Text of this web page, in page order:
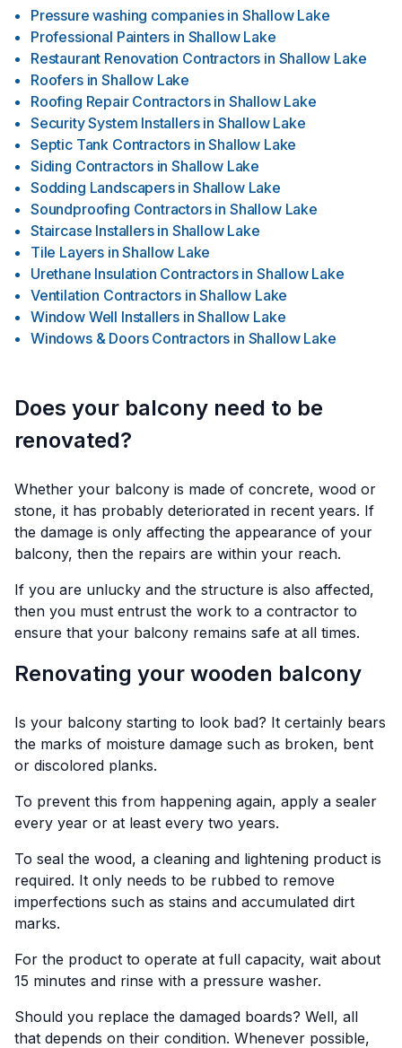
Pressure washing companies in Shallow Lake
Professional Painters in Shallow Lake
Restaurant Renovation Contractors in Shallow Lake
Roofers in Shallow Lake
Roofing Repair Contractors in Shallow Lake
Security System Installers in Shallow Lake
Septic Tank Contractors in Shallow Lake
Siding Contractors in Shallow Lake
Sodding Landscapers in Shallow Lake
Soundproofing Contractors in Shallow Lake
Staircase Installers in Shallow Lake
Tile Layers in Shallow Lake
Urethane Insulation Contractors in Shallow Lake
Ventilation Contractors in Shallow Lake
Window Well Installers in Shallow Lake
Windows & Doors Contractors in Shallow Lake
Does your balcony need to be
renovated?
Whether your balcony is made of concrete, wood or
stone, it has probably deteriorated in recent years. If
the damage is only affecting the appearance of your
balcony, then the repairs are within your reach.
If you are unlucky and the structure is also affected,
then you must entrust the work to a contractor to
ensure that your balcony remains safe at all times.
Renovating your wooden balcony
Is your balcony starting to look bad? It certainly bears
the marks of moisture damage such as broken, bent
or discolored planks.
To prevent this from happening again, apply a sealer
every year or at least every two years.
To seal the wood, a cleaning and lightening product is
required. It only needs to be rubbed to remove
imperfections such as stains and accumulated dirt
marks.
For the product to operate at full capacity, wait about
15 minutes and rinse with a pressure washer.
Should you replace the damaged boards? Well, all
that depends on their condition. Whenever possible,